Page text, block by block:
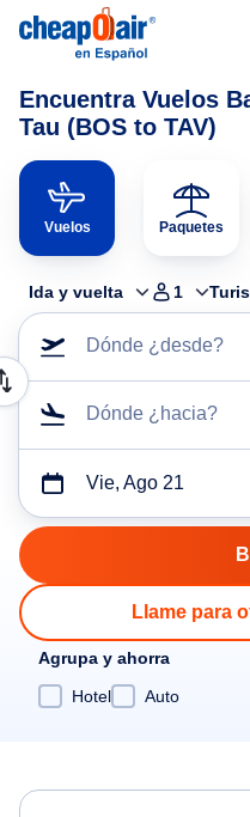
Encuentra Vuelos
Tau (BOS to TAV)
Vuelos Paquetes
Ida y vuelta 1
Dónde ¿desde?
Dónde ¿hacia?
Vie, Ago 21
Llame para
Agrupa y ahorra
Hotel
Auto